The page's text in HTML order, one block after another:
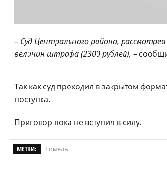
– Суд Центрального района,
величин штрафа (2300 рублей), –
Так как суд проходил в закрытом
поступка.
Приговор пока не вступил в силу.
МЕТКИ: Гомель